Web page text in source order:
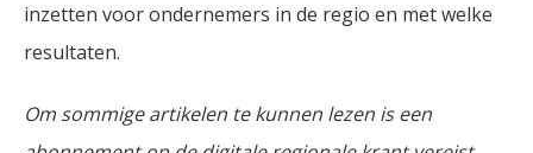
inzetten voor ondernemers in de regio en met welke
resultaten.
Om sommige artikelen te kunnen lezen is een